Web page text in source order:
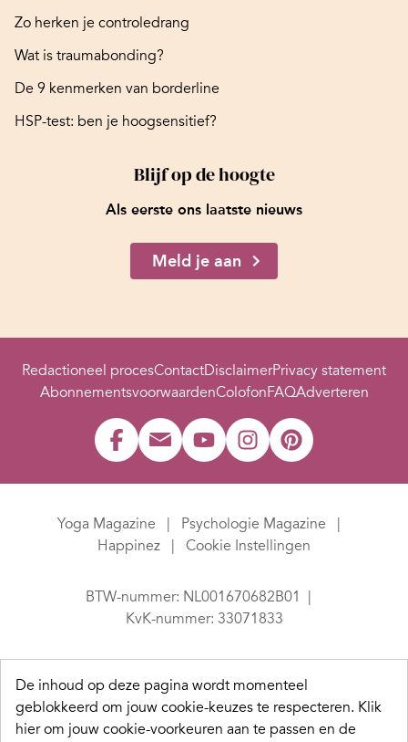
Zo herken je controledrang
Wat is traumabonding?
De 9 kenmerken van borderline
HSP-test: ben je hoogsensitief?
Blijf op de hoogte
Als eerste ons laatste nieuws
Meld je aan
Redactioneel procesContactDisclaimerPrivacy statement
AbonnementsvoorwaardenColofonFAQAdverteren
Yoga Magazine
Psychologie Magazine
Happinez
Cookie Instellingen
BTW-nummer: NL001670682B01
KvK-nummer: 33071833
De inhoud op deze pagina wordt momenteel
geblokkeerd om jouw cookie-keuzes te respecteren. Klik
hier om jouw cookie-voorkeuren aan te passen en de